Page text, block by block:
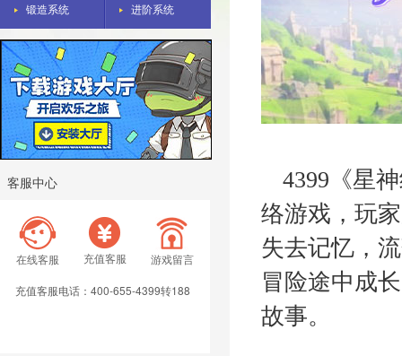
锻造系统 进阶系统
客服中心
在线客服 充值客服 游戏留言
充值客服电话：400-655-4399转188
4399《星
络游戏，玩
失去记忆，
冒险途中成
故事。